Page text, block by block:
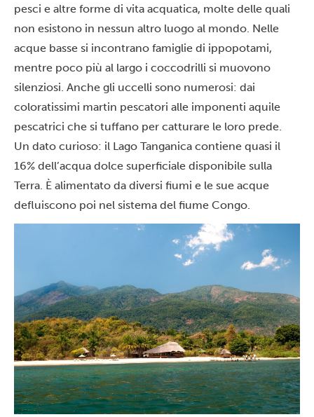
pesci e altre forme di vita acquatica, molte delle quali
non esistono in nessun altro luogo al mondo. Nelle
acque basse si incontrano famiglie di ippopotami,
mentre poco più al largo i coccodrilli si muovono
silenziosi. Anche gli uccelli sono numerosi: dai
coloratissimi martin pescatori alle imponenti aquile
pescatrici che si tuffano per catturare le loro prede.
Un dato curioso: il Lago Tanganica contiene quasi il
16% dell’acqua dolce superficiale disponibile sulla
Terra. È alimentato da diversi fiumi e le sue acque
defluiscono poi nel sistema del fiume Congo.